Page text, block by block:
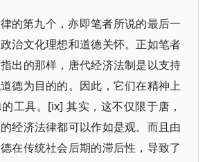
的第九个，亦即笔者所说的最后一
治文化理想和道德关怀。正如笔者
出的那样，唐代经济法制是以支持
德为目的的。因此，它们在精神上
工具。[ix] 其实，这不仅限于唐，
经济法律都可以作如是观。而且由
在传统社会后期的滞后性，导致了